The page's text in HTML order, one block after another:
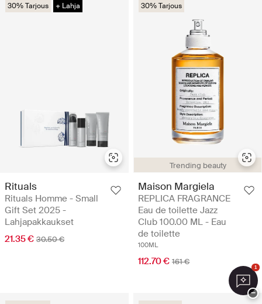
30% Tarjous + Lahja
Rituals
Rituals Homme - Small
Gift Set 2025 -
Lahjapakkaukset
21.35 € 30.50 €
Trending beauty
30% Tarjous
Maison Margiela
REPLICA FRAGRANCE
Eau de toilette Jazz
Club 100.00 ML - Eau
de toilette
100ML
112.70 € 161 €
1
−